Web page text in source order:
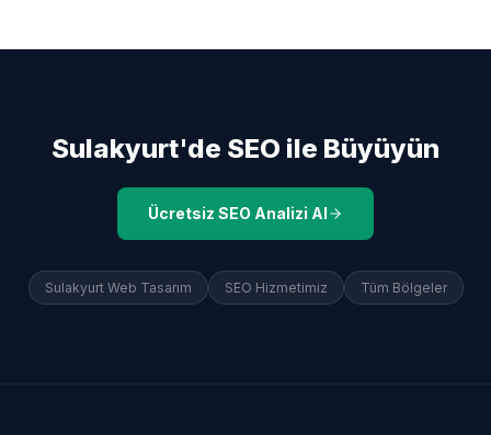
Sulakyurt'de SEO ile Büyüyün
Ücretsiz SEO Analizi Al
SulakyurtWeb Tasarım SEO Hizmetimiz Tüm Bölgeler